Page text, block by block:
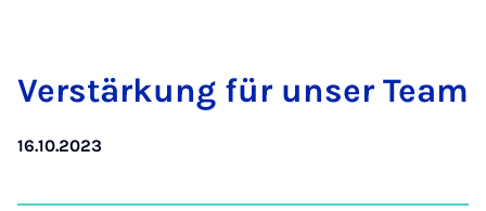
Ver­stär­kung für un­ser Team
16.10.2023